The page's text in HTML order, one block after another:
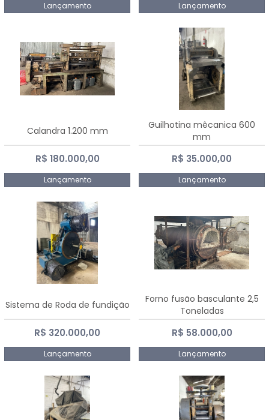
Lançamento Lançamento
Calandra 1.200 mm
R$ 180.000,00
Lançamento
Guilhotina mêcanica 600
mm
R$ 35.000,00
Lançamento
Sistema de Roda de fundição
R$ 320.000,00
Lançamento
Forno fusão basculante 2,5
Toneladas
R$ 58.000,00
Lançamento